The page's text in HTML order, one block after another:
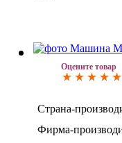
Оцените товар
Страна-
Фирма-